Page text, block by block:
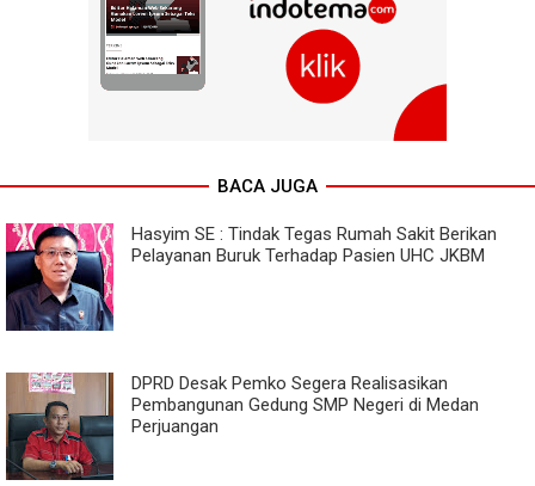
BACA JUGA
Hasyim SE : Tindak Tegas Rumah Sakit Berikan
Pelayanan Buruk Terhadap Pasien UHC JKBM
DPRD Desak Pemko Segera Realisasikan
Pembangunan Gedung SMP Negeri di Medan
Perjuangan